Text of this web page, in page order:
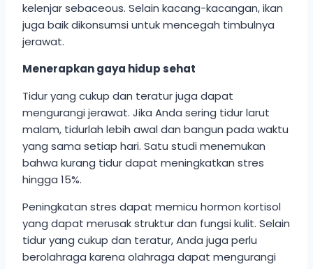
kelenjar sebaceous. Selain kacang-kacangan, ikan
juga baik dikonsumsi untuk mencegah timbulnya
jerawat.
Menerapkan gaya hidup sehat
Tidur yang cukup dan teratur juga dapat
mengurangi jerawat. Jika Anda sering tidur larut
malam, tidurlah lebih awal dan bangun pada waktu
yang sama setiap hari. Satu studi menemukan
bahwa kurang tidur dapat meningkatkan stres
hingga 15%.
Peningkatan stres dapat memicu hormon kortisol
yang dapat merusak struktur dan fungsi kulit. Selain
tidur yang cukup dan teratur, Anda juga perlu
berolahraga karena olahraga dapat mengurangi